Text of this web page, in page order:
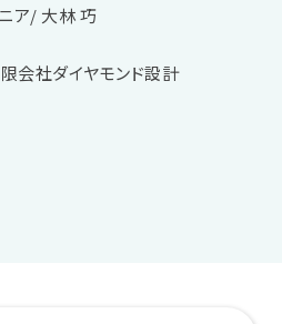
ア/ 大林 巧
会社ダイヤモンド設計